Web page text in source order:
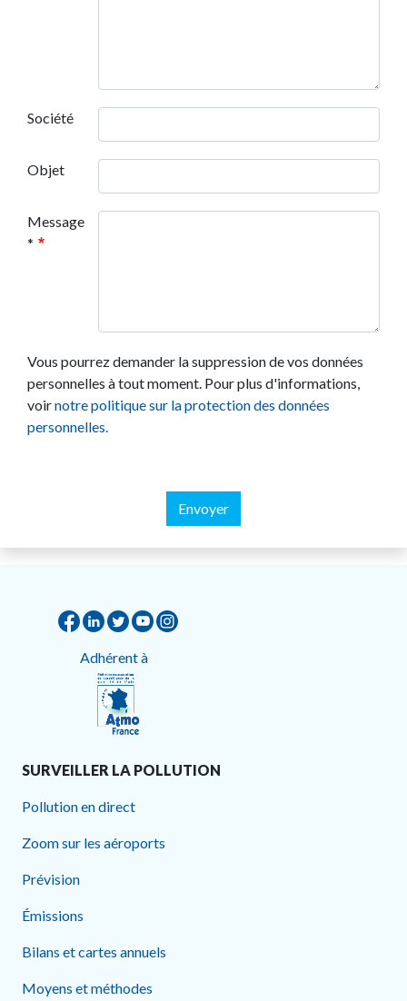
Société
Objet
Message
*
Vous pourrez demander la suppression de vos données
personnelles à tout moment. Pour plus d'informations,
voirnotre politique sur la protection des données
personnelles.
Envoyer
Adhérent à
SURVEILLER LA POLLUTION
Pollution en direct
Zoom sur les aéroports
Prévision
Émissions
Bilans et cartes annuels
Moyens et méthodes